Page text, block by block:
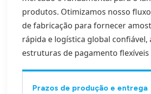
produtos. Otimizamos nosso
de fabricação para fornecer
rápida e logística global confiável,
estruturas de pagamento flexíveis
Prazos de produção e entrega